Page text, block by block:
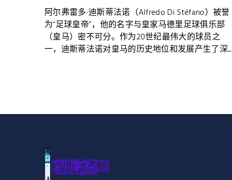
阿尔弗雷多·迪斯蒂法诺（Alfredo Di Stéfano）被誉
为“足球皇帝”，他的名字与皇家马德里足球俱乐部
（皇马）密不可分。作为20世纪最伟大的球员之
一，迪斯蒂法诺对皇马的历史地位和发展产生了深...